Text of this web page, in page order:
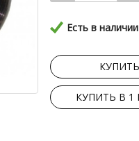
Есть в наличии
КУПИТЬ
КУПИТЬ В 1